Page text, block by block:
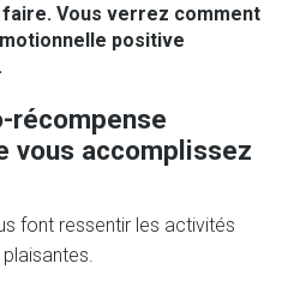
Vous verrez comment
positive
récompense
vous accomplissez
font ressentir les activités